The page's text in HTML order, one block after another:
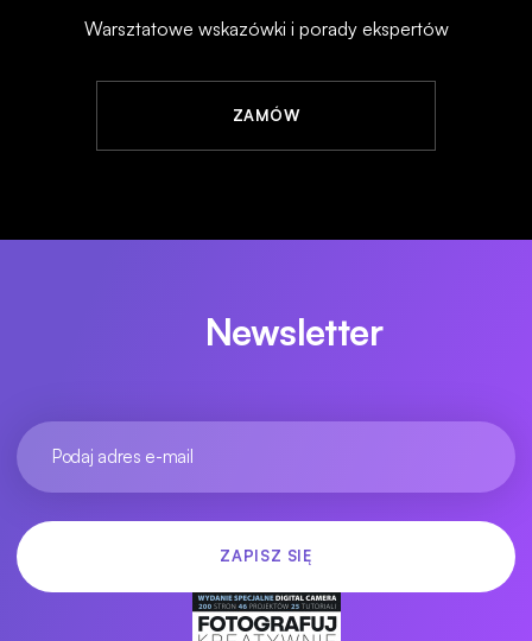
Warsztatowe wskazówki i porady ekspertów
ZAMÓW
Newsletter